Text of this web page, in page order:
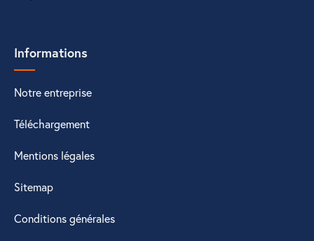
Informations
Notre entreprise
Téléchargement
Mentions légales
Sitemap
Conditions générales